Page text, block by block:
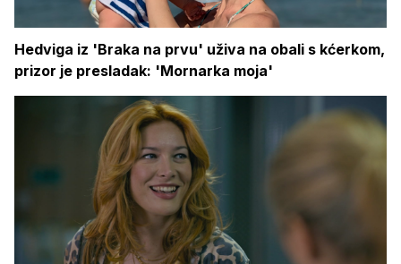
Hedviga iz 'Braka na prvu' uživa na obali s kćerkom,
prizor je presladak: 'Mornarka moja'